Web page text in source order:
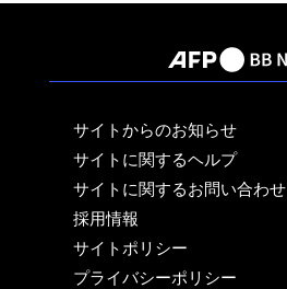
サイトからのお知らせ
サイトに関するヘルプ
サイトに関するお問い合わせ
採用情報
サイトポリシー
プライバシーポリシー